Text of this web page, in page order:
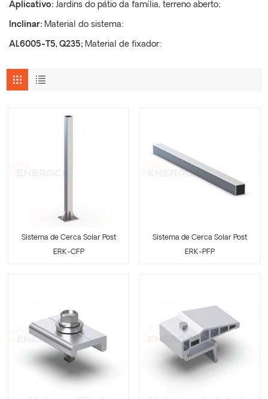
Aplicativo: Jardins do pátio da família, terreno aberto;
Inclinar: Material do sistema:
AL6005-T5, Q235; Material de fixador:
Sistema de Cerca Solar Post
ERK-CFP
Sistema de Cerca Solar Post
ERK-PFP